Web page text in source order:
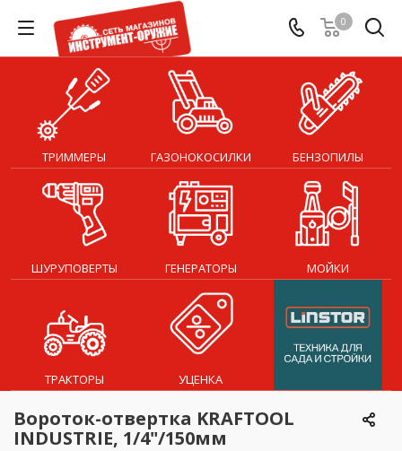
0
ТРИММЕРЫ ГАЗОНОКОСИЛКИ БЕНЗОПИЛЫ
ШУРУПОВЕРТЫ ГЕНЕРАТОРЫ МОЙКИ
ТРАКТОРЫ УЦЕНКА
Вороток-отвертка KRAFTOOL
INDUSTRIE, 1/4"/150мм